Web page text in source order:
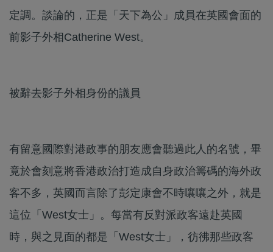
定調。談論的，正是「天下為公」成員在英國會面的
前影子外相Catherine West。
被辭去影子外相身份的議員
有留意國際對港政事的朋友應會聽過此人的名號，畢
竟於會刻意將香港政治打造成自身政治籌碼的海外政
客不多，英國而言除了彭定康會不時嚷嚷之外，就是
這位「West女士」。每當有反對派政客遠赴英國
時，與之見面的都是「West女士」，彷彿那些政客